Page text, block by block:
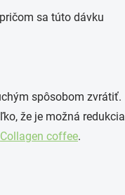
sa túto dávku
spôsobom zvrátiť.
že je možná redukcia
Collagen coffee.